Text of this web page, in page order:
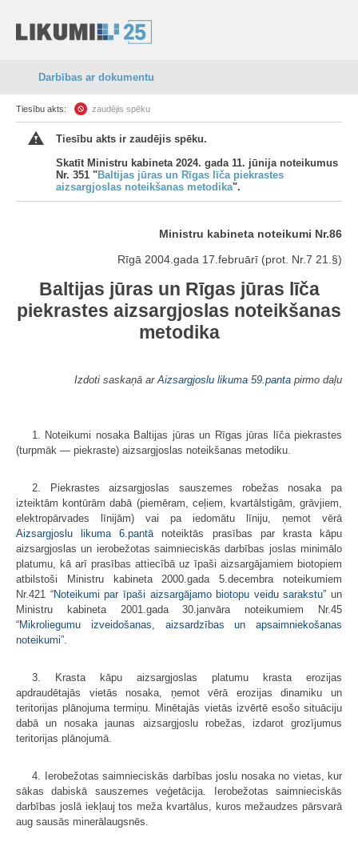
Darbības ar dokumentu
Tiesību akts: zaudējis spēku
Tiesību akts ir zaudējis spēku.
Skatīt Ministru kabineta 2024. gada 11. jūnija noteikumus
Nr. 351 "Baltijas jūras un Rīgas līča piekrastes
aizsargjoslas noteikšanas metodika".
Ministru kabineta noteikumi Nr.86
Rīgā 2004.gada 17.februārī (prot. Nr.7 21.§)
Baltijas jūras un Rīgas jūras līča
piekrastes aizsargjoslas noteikšanas
metodika
Izdoti saskaņā ar Aizsargjoslu likuma 59.panta pirmo daļu
1. Noteikumi nosaka Baltijas jūras un Rīgas jūras līča piekrastes
(turpmāk — piekraste) aizsargjoslas noteikšanas metodiku.
2. Piekrastes aizsargjoslas sauszemes robežas nosaka pa
izteiktām kontūrām dabā (piemēram, ceļiem, kvartālstigām, grāvjiem,
elektropārvades līnijām) vai pa iedomātu līniju, ņemot vērā
Aizsargjoslu likuma
6.pantā noteiktās prasības par krasta kāpu
aizsargjoslas un ierobežotas saimnieciskās darbības joslas minimālo
platumu, kā arī prasības attiecībā uz īpaši aizsargājamiem biotopiem
atbilstoši Ministru kabineta 2000.gada 5.decembra noteikumiem
Nr.421 “Noteikumi par īpaši aizsargājamo biotopu veidu sarakstu” un
Ministru kabineta 2001.gada 30.janvāra noteikumiem Nr.45
“Mikroliegumu izveidošanas, aizsardzības un apsaimniekošanas
noteikumi”.
3. Krasta kāpu aizsargjoslas platumu krasta erozijas
apdraudētajās vietās nosaka, ņemot vērā erozijas dinamiku un
teritorijas plānojuma termiņu. Minētajās vietās izvērtē esošo situāciju
dabā un nosaka jaunas aizsargjoslu robežas, izdarot grozījumus
teritorijas plānojumā.
4. Ierobežotas saimnieciskās darbības joslu nosaka no vietas, kur
sākas dabiskā sauszemes veģetācija. Ierobežotas saimnieciskās
darbības joslā iekļauj tos meža kvartālus, kuros mežaudzes pārsvarā
aug sausās minerālaugsnēs.